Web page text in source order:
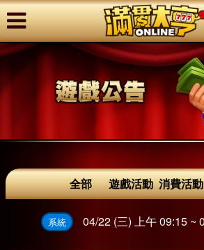
全部 遊戲活動 消費活動
系統 04/22 (三) 上午 09:15 ~